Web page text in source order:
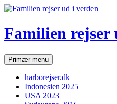
Hop
indhold
Familien rejser
SøgPrimær menu
harborejser.dk
Indonesien 2025
USA 2023